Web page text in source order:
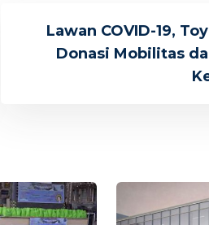
Lawan COVID-19,
Donasi Mobilitas